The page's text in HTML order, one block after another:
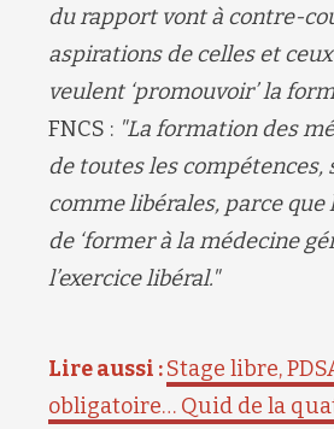
du rapport vont à contre-
aspirations de celles et
veulent ‘promouvoir’ la
FNCS : "La formation des
de toutes les compétences,
comme libérales, parce que
de ‘former à la médecine
l’exercice libéral."
Lire aussi :Stage libre,
obligatoire… Quid de la